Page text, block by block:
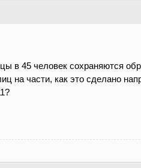
в 45 человек сохраняются
на части, как это сделано